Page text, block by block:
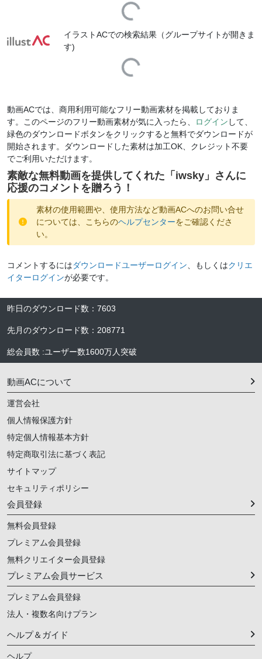
Loading...
イラストACでの検索結果（グループサイトが開きま
す)
Loading...
動画ACでは、商用利用可能なフリー動画素材を掲載しておりま
す。このページのフリー動画素材が気に入ったら、
ログイン して、
緑色のダウンロードボタンをクリックすると無料でダウンロードが
開始されます。ダウンロードした素材は加工OK、クレジット不要
でご利用いただけます。
素敵な無料動画を提供してくれた「 iwsky 」さんに
応援のコメントを贈ろう！
素材の使用範囲や、使用方法など動画ACへのお問い合せ
については、こちらのヘルプセンターをご確認くださ
い。
コメントするにはダウンロードユーザーログイン 、もしくはクリエ
イターログインが必要です。
昨日のダウンロード数 ： 7603
先月のダウンロード数 ： 208771
総会員数 :ユーザー数1600万人 突破
動画ACについて
運営会社
個人情報保護方針
特定個人情報基本方針
特定商取引法に基づく表記
サイトマップ
セキュリティポリシー
会員登録
無料会員登録
プレミアム会員登録
無料クリエイター会員登録
プレミアム会員サービス
プレミアム会員登録
法人・複数名向けプラン
ヘルプ＆ガイド
ヘルプ